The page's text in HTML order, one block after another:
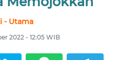
- Utama
2022 - 12:05 WIB